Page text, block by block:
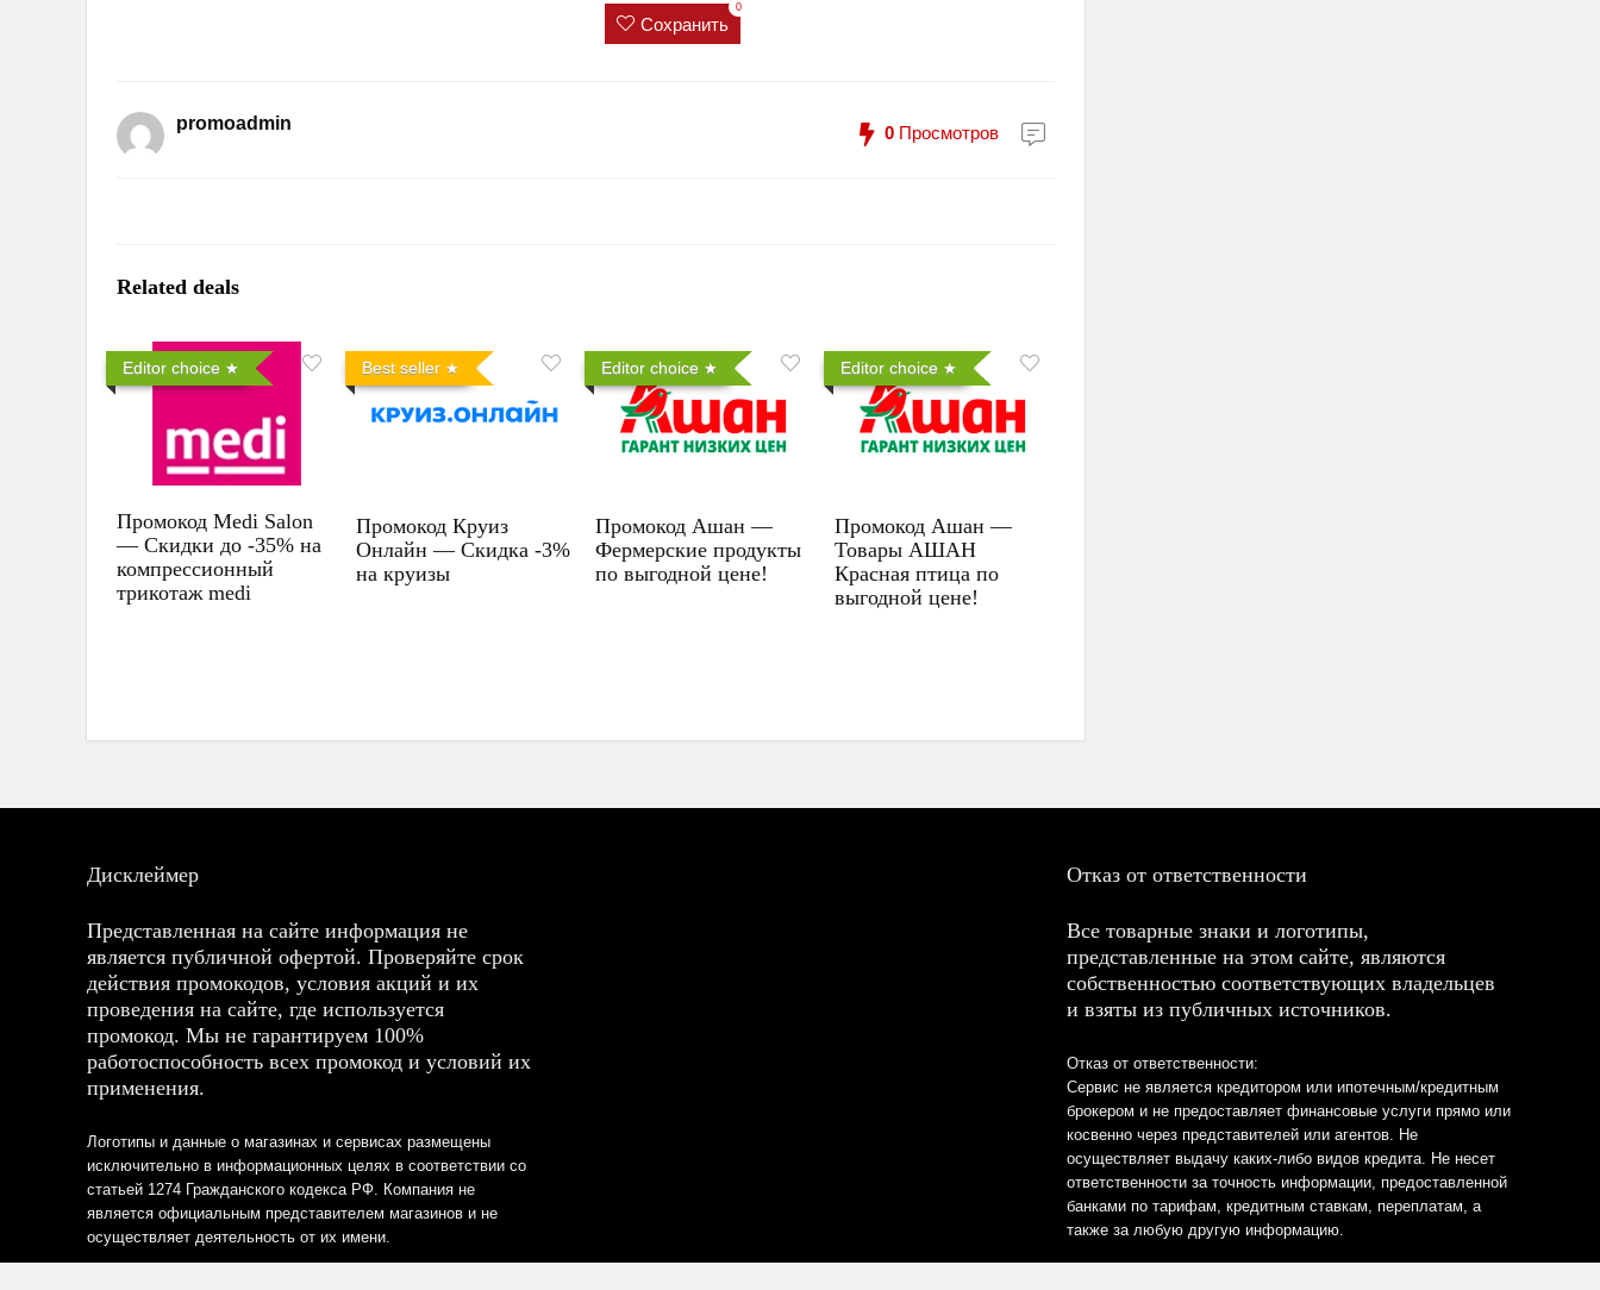
Сохранить
0
promoadmin 0 Просмотров
Related deals
Editor choice
Промокод Medi Salon
— Скидки до -35% на
компрессионный
трикотаж medi
Best seller
Промокод Круиз
Онлайн — Скидка -3%
на круизы
Editor choice
Промокод Ашан —
Фермерские продукты
по выгодной цене!
Editor choice
Промокод Ашан —
Товары АШАН
Красная птица по
выгодной цене!
Дисклеймер
Представленная на сайте информация не
является публичной офертой. Проверяйте срок
действия промокодов, условия акций и их
проведения на сайте, где используется
промокод. Мы не гарантируем 100%
работоспособность всех промокод и условий их
применения.
Логотипы и данные о магазинах и сервисах размещены
исключительно в информационных целях в соответствии со
статьей 1274 Гражданского кодекса РФ. Компания не
является официальным представителем магазинов и не
осуществляет деятельность от их имени.
Отказ от ответственности
Все товарные знаки и логотипы,
представленные на этом сайте, являются
собственностью соответствующих владельцев
и взяты из публичных источников.
Отказ от ответственности:
Сервис не является кредитором или ипотечным/кредитным
брокером и не предоставляет финансовые услуги прямо или
косвенно через представителей или агентов. Не
осуществляет выдачу каких-либо видов кредита. Не несет
ответственности за точность информации, предоставленной
банками по тарифам, кредитным ставкам, переплатам, а
также за любую другую информацию.